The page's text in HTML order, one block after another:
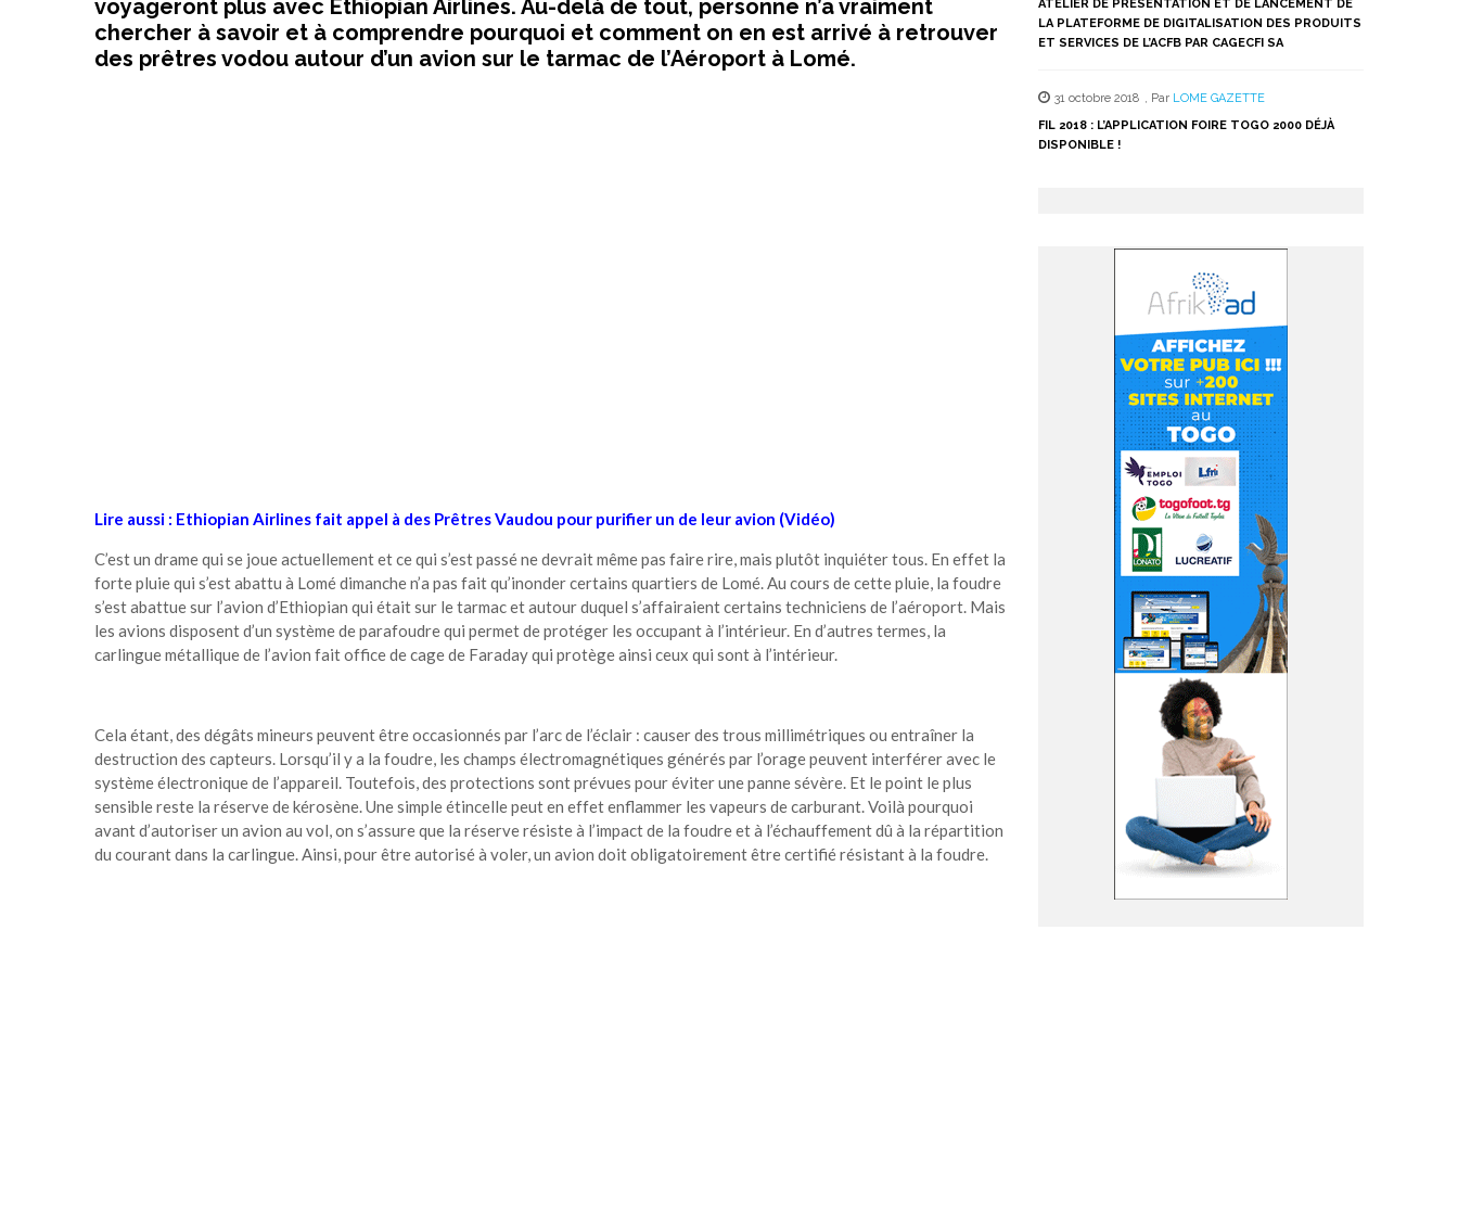
voyageront plus avec Ethiopian Airlines. Au-delà de tout, personne n’a vraiment
chercher à savoir et à comprendre pourquoi et comment on en est arrivé à retrouver
des prêtres vodou autour d’un avion sur le tarmac de l’Aéroport à Lomé.
Lire aussi : Ethiopian Airlines fait appel à des Prêtres Vaudou pour purifier un de leur avion (Vidéo)
C’est un drame qui se joue actuellement et ce qui s’est passé ne devrait même pas faire rire, mais plutôt inquiéter tous. En effet la
forte pluie qui s’est abattu à Lomé dimanche n’a pas fait qu’inonder certains quartiers de Lomé. Au cours de cette pluie, la foudre
s’est abattue sur l’avion d’Ethiopian qui était sur le tarmac et autour duquel s’affairaient certains techniciens de l’aéroport. Mais
les avions disposent d’un système de parafoudre qui permet de protéger les occupant à l’intérieur. En d’autres termes, la
carlingue métallique de l’avion fait office de cage de Faraday qui protège ainsi ceux qui sont à l’intérieur.
Cela étant, des dégâts mineurs peuvent être occasionnés par l’arc de l’éclair : causer des trous millimétriques ou entraîner la
destruction des capteurs. Lorsqu’il y a la foudre, les champs électromagnétiques générés par l’orage peuvent interférer avec le
système électronique de l’appareil. Toutefois, des protections sont prévues pour éviter une panne sévère. Et le point le plus
sensible reste la réserve de kérosène. Une simple étincelle peut en effet enflammer les vapeurs de carburant. Voilà pourquoi
avant d’autoriser un avion au vol, on s’assure que la réserve résiste à l’impact de la foudre et à l’échauffement dû à la répartition
du courant dans la carlingue. Ainsi, pour être autorisé à voler, un avion doit obligatoirement être certifié résistant à la foudre.
ATELIER DE PRÉSENTATION ET DE LANCEMENT DE
LA PLATEFORME DE DIGITALISATION DES PRODUITS
ET SERVICES DE L’ACFB PAR CAGECFI SA
31 octobre 2018 , Par LOME GAZETTE
FIL 2018 : L’APPLICATION FOIRE TOGO 2000 DÉJÀ
DISPONIBLE !